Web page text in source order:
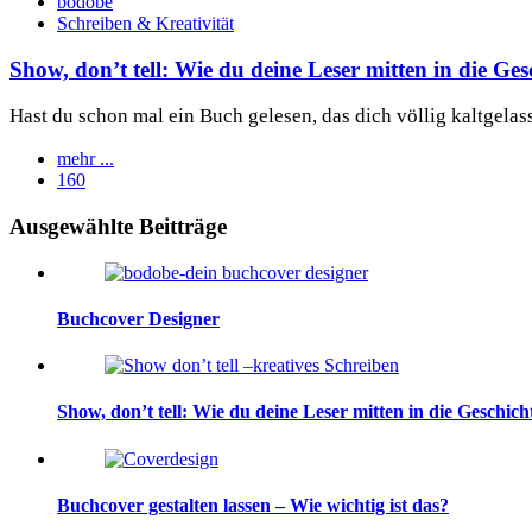
Schreiben & Kreativität
Show, don’t tell: Wie du deine Leser mitten in die
Hast du schon mal ein Buch gelesen, das dich völlig
mehr ...
160
Widgets
Ausgewählte Beitträge
Buchcover Designer
Show, don’t tell: Wie du deine Leser mitten in die
Buchcover gestalten lassen – Wie wichtig ist das?